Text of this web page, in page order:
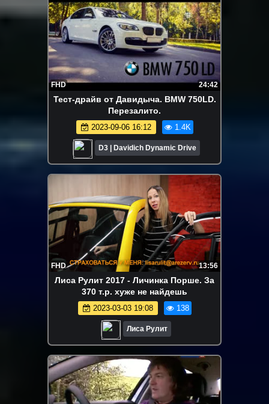
FHD 24:42
Тест-драйв от Давидыча. BMW 750LD.
Перезалито.
2023-09-06 16:12 1.4K
D3 | Davidich Dynamic Drive
FHD 13:56
Лиса Рулит 2017 - Личинка Порше. За
370 т.р. хуже не найдешь
2023-03-03 19:08 138
Лиса Рулит